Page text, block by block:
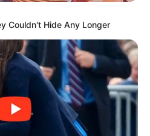
Couldn't Hide Any Longer